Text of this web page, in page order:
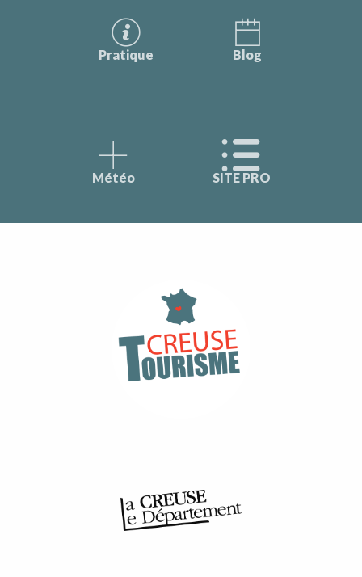
Pratique Blog
Météo SITE PRO